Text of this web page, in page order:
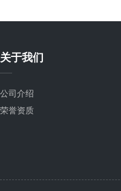
关于我们
公司介绍
荣誉资质